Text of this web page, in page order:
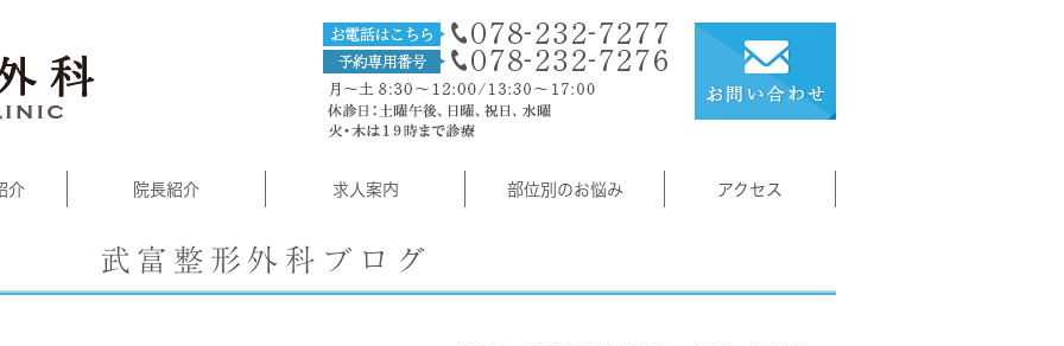
介 院長紹介 求人案内 部位別のお悩み アクセス
武富整形外科ブログ